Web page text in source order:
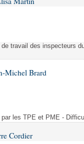
travail des inspecteurs
Michel Brard
les TPE et PME -
Cordier